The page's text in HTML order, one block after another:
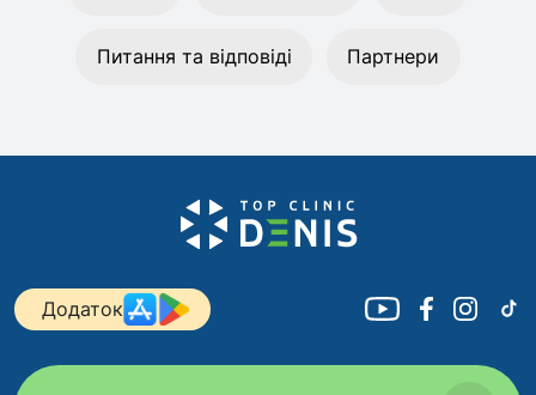
Питання та відповіді Партнери
Додаток